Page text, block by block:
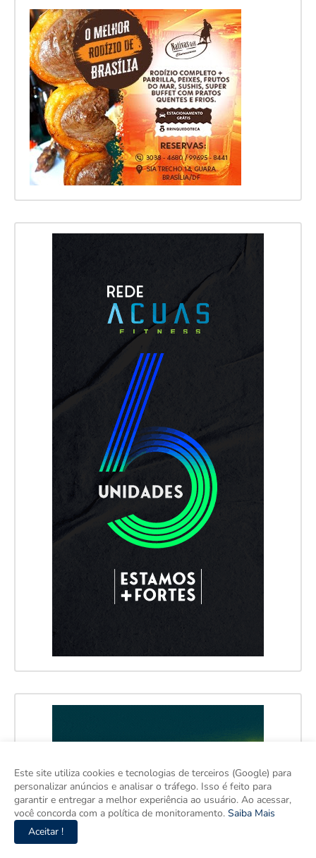
Este site utiliza cookies e tecnologias de terceiros (Google) para
personalizar anúncios e analisar o tráfego. Isso é feito para
garantir e entregar a melhor experiência ao usuário. Ao acessar,
você concorda com a política de monitoramento. Saiba Mais
Aceitar !